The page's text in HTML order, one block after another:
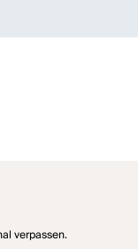
ganze Mensch in
zubewegen. Indes ist
verpassen.